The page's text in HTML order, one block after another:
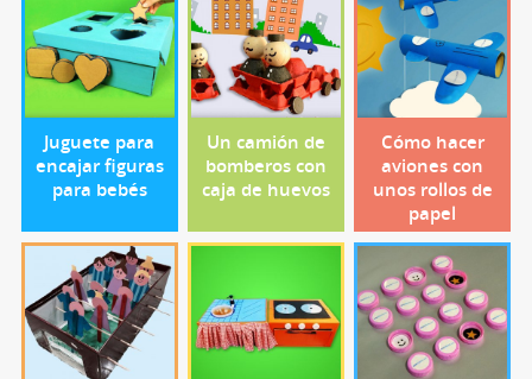
Juguete para
encajar figuras
para bebés
Un camión de
bomberos con
caja de huevos
Cómo hacer
aviones con
unos rollos de
papel